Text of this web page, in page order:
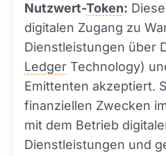
Nutzwert-Token:
digitalen Zugang zu
Dienstleistungen über
Ledger Technology)
Emittenten akzeptiert.
finanziellen Zwecken
mit dem Betrieb
Dienstleistungen und